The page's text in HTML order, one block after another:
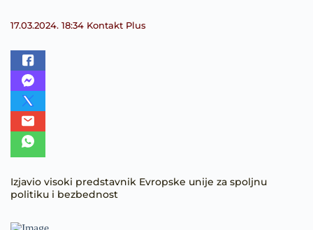
17.03.2024. 18:34 Kontakt Plus
Izjavio visoki predstavnik Evropske unije za spoljnu
politiku i bezbednost